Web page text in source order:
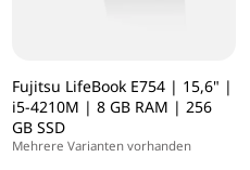
Fujitsu LifeBook E754 | 15,6" |
i5-4210M | 8 GB RAM | 256
GB SSD
Mehrere Varianten vorhanden